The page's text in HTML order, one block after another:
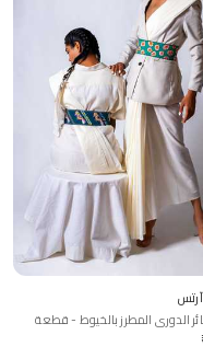
الدوري المطرز بالخيوط - قطعة